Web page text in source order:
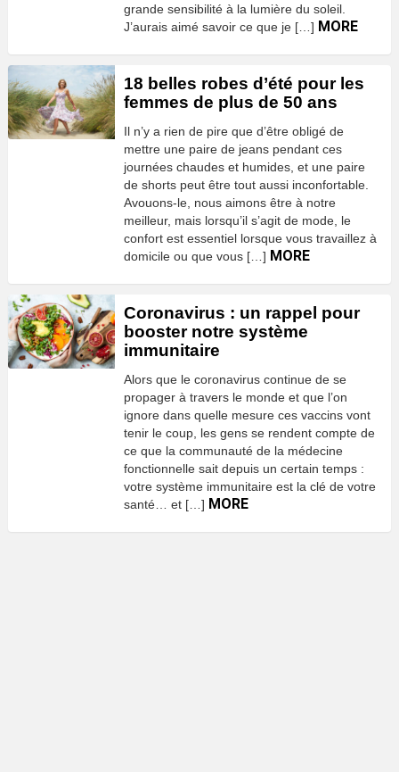
grande sensibilité à la lumière du soleil.
J’aurais aimé savoir ce que je […] MORE
18 belles robes d’été pour les
femmes de plus de 50 ans
Il n’y a rien de pire que d’être obligé de
mettre une paire de jeans pendant ces
journées chaudes et humides, et une paire
de shorts peut être tout aussi inconfortable.
Avouons-le, nous aimons être à notre
meilleur, mais lorsqu’il s’agit de mode, le
confort est essentiel lorsque vous travaillez à
domicile ou que vous […] MORE
Coronavirus : un rappel pour
booster notre système
immunitaire
Alors que le coronavirus continue de se
propager à travers le monde et que l’on
ignore dans quelle mesure ces vaccins vont
tenir le coup, les gens se rendent compte de
ce que la communauté de la médecine
fonctionnelle sait depuis un certain temps :
votre système immunitaire est la clé de votre
santé… et […] MORE